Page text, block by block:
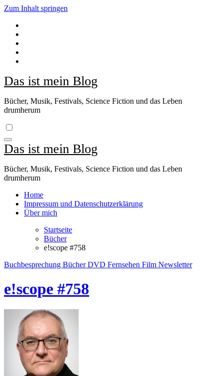
Zum Inhalt springen
Das ist mein Blog
Bücher, Musik, Festivals, Science Fiction und das Leben
drumherum
Das ist mein Blog
Bücher, Musik, Festivals, Science Fiction und das Leben
drumherum
Home
Impressum und Datenschutzerklärung
Über mich
Startseite
Bücher
e!scope #758
Buchbesprechung BücherDVD Fernsehen Film Newsletter
e!scope #758